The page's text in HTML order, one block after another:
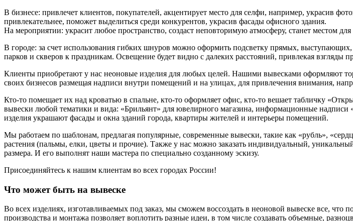
В бизнесе: привлечет клиентов, покупателей, акцентирует место для селфи, например, украсив
привлекательнее, поможет выделиться среди конкурентов, украсив фасады офисного здания.
На мероприятии: украсит любое пространство, создаст неповторимую атмосферу, станет местом
В городе: за счет использования гибких шнуров можно оформить подсветку прямых,
парков и скверов к праздникам. Освещение будет видно с далеких расстояний, привлекая взгляды
Клиенты приобретают у нас неоновые изделия для любых целей. Нашими вывесками оформляют
своих бизнесов размещая надписи внутри помещений и на улицах, для привлечения внимания,
Кто-то помещает их над кроватью в спальне, кто-то оформляет офис, кто-то вешает табличку
вывески любой тематики и вида: «Брильянт» для ювелирного магазина, информационные
изделия украшают фасады и окна зданий города, квартиры жителей и интерьеры помещений.
Мы работаем по шаблонам, предлагая популярные, современные вывески, такие как «рубль»,
растения (пальмы, елки, цветы и прочие). Также у нас можно заказать индивидуальный,
размера. И его выполнят наши мастера по специально созданному эскизу.
Присоединяйтесь к нашим клиентам во всех городах России!
Что может быть на вывеске
Во всех изделиях, изготавливаемых под заказ, мы сможем воссоздать в неоновой вывеске все,
производства и монтажа позволяет воплотить разные идеи, в том числе создавать объемные,